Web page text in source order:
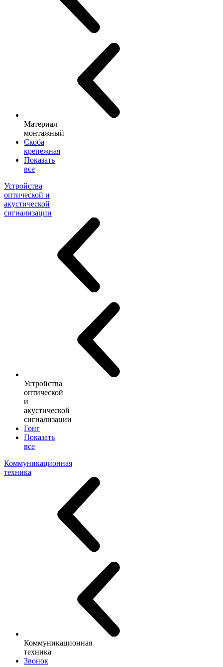
Материал
монтажный
Скоба
крепежная
Показать
все
Устройства
оптической и
акустической
сигнализации
Устройства
оптической
и
акустической
сигнализации
Гонг
Показать
все
Коммуникационная
техника
Коммуникационная
техника
Звонок